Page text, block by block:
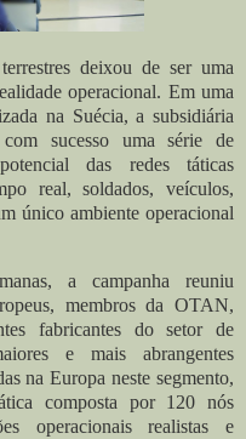
deixou de ser uma
operacional. Em uma
na Suécia, a subsidiária
sucesso uma série de
das redes táticas
real, soldados, veículos,
único ambiente operacional
a campanha reuniu
membros da OTAN,
fabricantes do setor de
e mais abrangentes
na Europa neste segmento,
composta por 120 nós
operacionais realistas e